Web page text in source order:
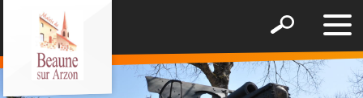
le
Afficher
formulaire
de
recherche